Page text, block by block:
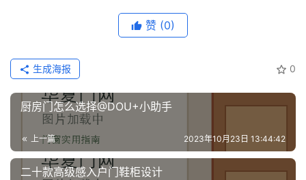
赞 (0)
0
生成海报
厨房门怎么选择@DOU+小助手
上一篇 2023年10月23日 13:44:42
二十款高级感入户门鞋柜设计